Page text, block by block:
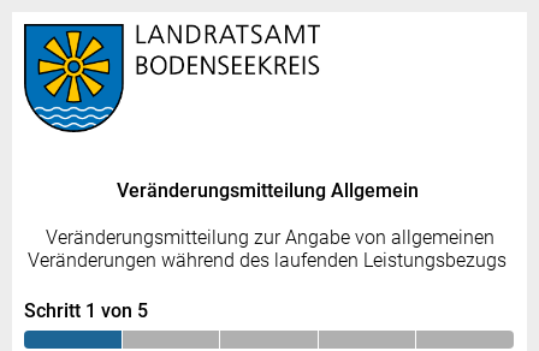
Veränderungsmitteilung Allgemein
Veränderungsmitteilung zur Angabe von allgemeinen
Veränderungen während des laufenden Leistungsbezugs
Schritt 1 von 5